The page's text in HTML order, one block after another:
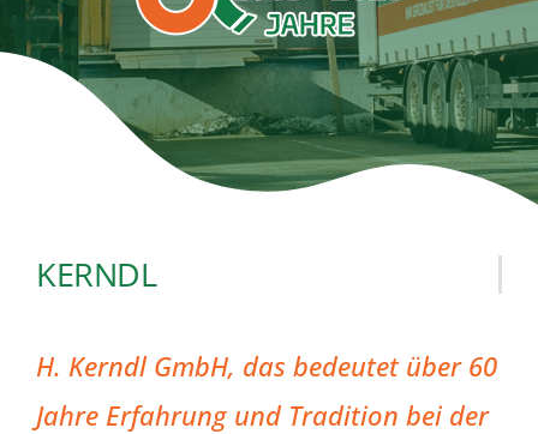
nach:
KERNDL
H. Kerndl GmbH, das bedeutet über 60
Jahre Erfahrung und Tradition bei der